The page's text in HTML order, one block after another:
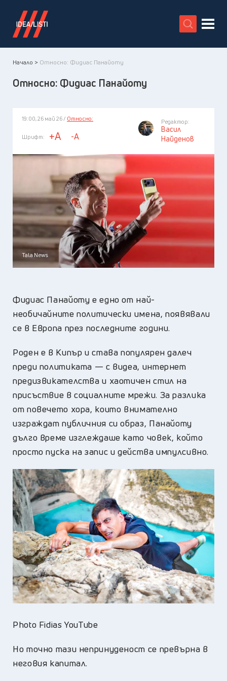
X
Начало > Относно: Фидиас Панайоту
Относно: Фидиас Панайоту
19:00, 26 май 26 / Относно:
Шрифт: +A -A
Редактор:
Васил
Найденов
Tala News
Фидиас Панайоту е едно от най-
необичайните политически имена, появявали
се в Европа през последните години.
Роден е в Кипър и става популярен далеч
преди политиката — с видеа, интернет
предизвикателства и хаотичен стил на
присъствие в социалните мрежи. За разлика
от повечето хора, които внимателно
изграждат публичния си образ, Панайоту
дълго време изглеждаше като човек, който
просто пуска на запис и действа импулсивно.
Photo Fidias YouTube
Но точно тази непринуденост се превърна в
неговия капитал.